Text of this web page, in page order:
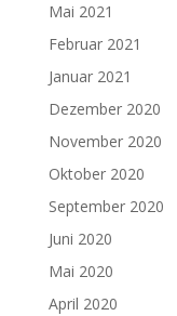
Mai 2021
Februar 2021
Januar 2021
Dezember 2020
November 2020
Oktober 2020
September 2020
Juni 2020
Mai 2020
April 2020